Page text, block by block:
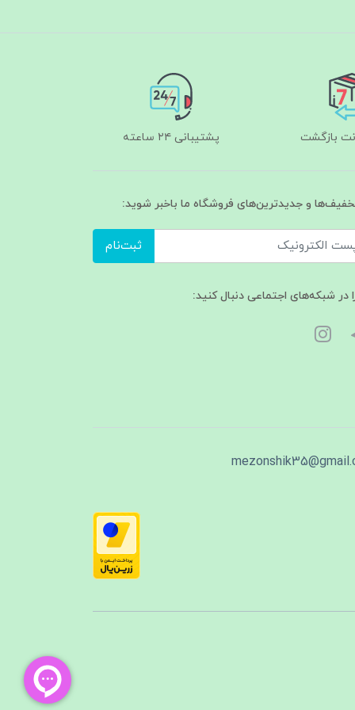
پشتیبانی ۲۴ ساعته
و جدیدترین‌های فروشگاه ما باخبر شوید:
ثبت‌نام
در شبکه‌های اجتماعی دنبال کنید: